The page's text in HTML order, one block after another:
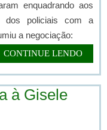
enquadrando aos
dos policiais com a
a negociação:
CONTINUE LENDO
à Gisele